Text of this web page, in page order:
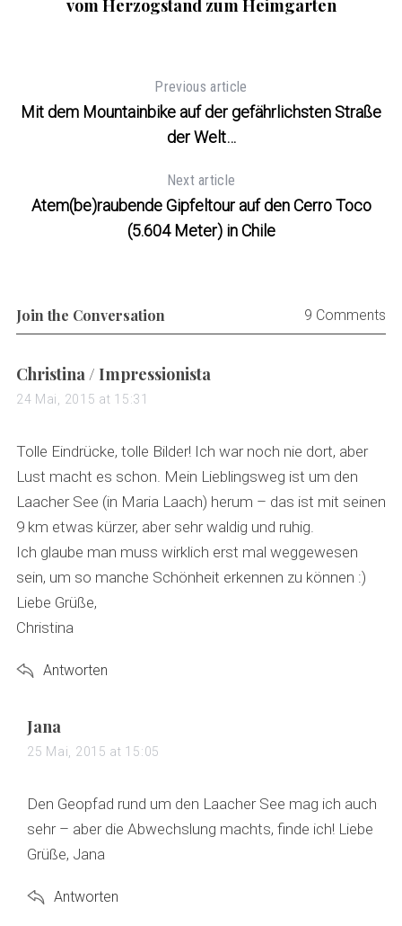
vom Herzogstand zum Heimgarten
Previous article
Mit dem Mountainbike auf der gefährlichsten Straße
der Welt…
Next article
Atem(be)raubende Gipfeltour auf den Cerro Toco
(5.604 Meter) in Chile
Join the Conversation 9 Comments
s
a
s
:
Christina / Impressionista
24 Mai, 2015 at 15:31
Tolle Eindrücke, tolle Bilder! Ich war noch nie dort, aber
Lust macht es schon. Mein Lieblingsweg ist um den
Laacher See (in Maria Laach) herum – das ist mit seinen
9 km etwas kürzer, aber sehr waldig und ruhig.
Ich glaube man muss wirklich erst mal weggewesen
sein, um so manche Schönheit erkennen zu können :)
Liebe Grüße,
Christina
Antworten
s
a
s
:
Jana
25 Mai, 2015 at 15:05
Den Geopfad rund um den Laacher See mag ich auch
sehr – aber die Abwechslung machts, finde ich! Liebe
Grüße, Jana
Antworten